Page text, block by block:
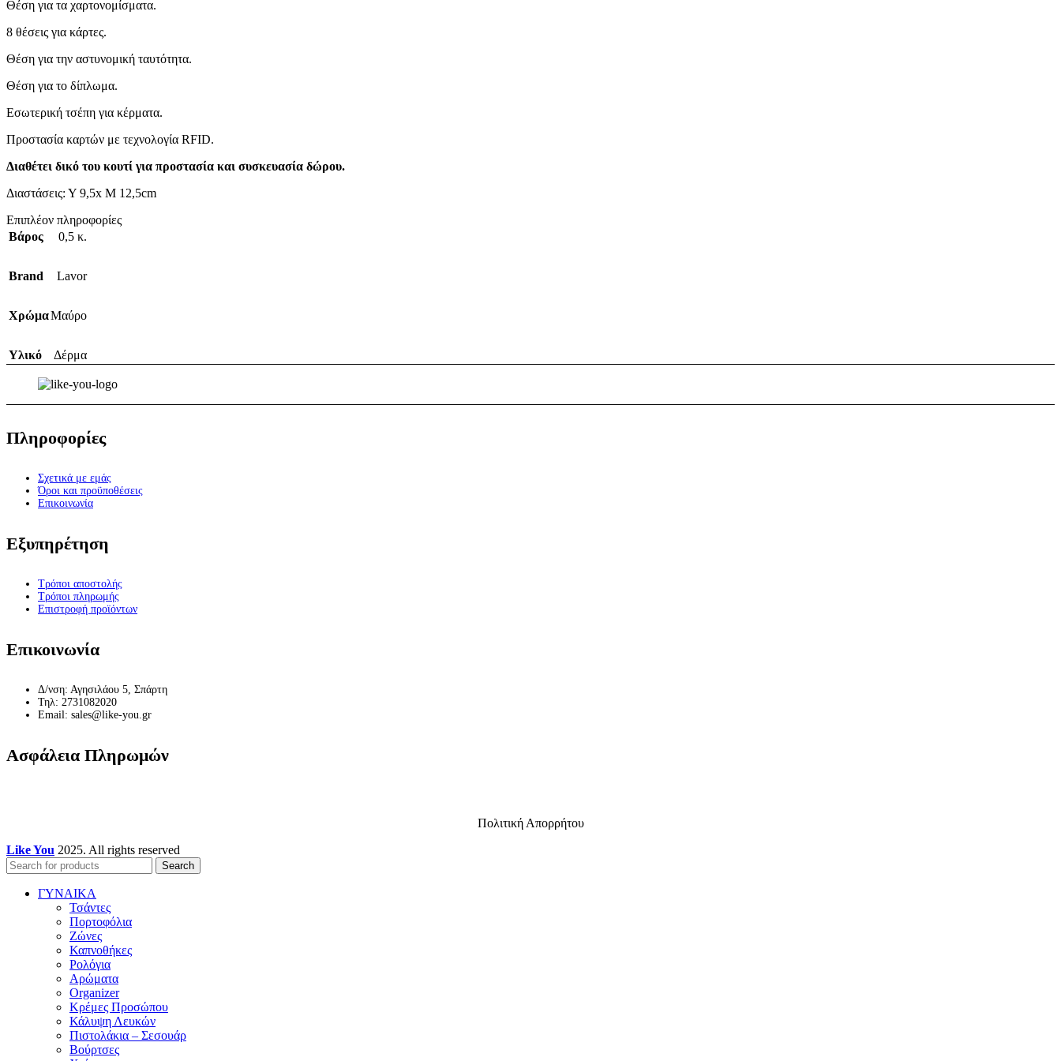
Θέση για τα χαρτονομίσματα.
8 θέσεις για κάρτες.
Θέση για την αστυνομική ταυτότητα.
Θέση για το δίπλωμα.
Εσωτερική τσέπη για κέρματα.
Προστασία καρτών με τεχνολογία RFID.
Διαθέτει δικό του κουτί για προστασία και συσκευασία δώρου.
Διαστάσεις: Υ 9,5x Μ 12,5cm
Επιπλέον πληροφορίες
Βάρος
0,5 κ.
Brand Lavor
ΧρώμαΜαύρο
Υλικό Δέρμα
Πληροφορίες
Σχετικά με εμάς
Όροι και προϋποθέσεις
Επικοινωνία
Εξυπηρέτηση
Τρόποι αποστολής
Τρόποι πληρωμής
Επιστροφή προϊόντων
Επικοινωνία
Δ/νση: Αγησιλάου 5, Σπάρτη
Τηλ: 2731082020
Email: sales@like-you.gr
Ασφάλεια Πληρωμών
Πολιτική Απορρήτου
Like You 2025. All rights reserved
Search
ΓΥΝΑΙΚΑ
Τσάντες
Πορτοφόλια
Ζώνες
Καπνοθήκες
Ρολόγια
Αρώματα
Organizer
Κρέμες Προσώπου
Κάλυψη Λευκών
Πιστολάκια – Σεσουάρ
Βούρτσες